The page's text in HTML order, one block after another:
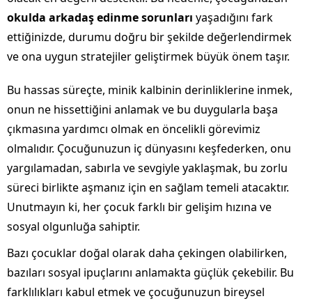
okulda arkadaş edinme sorunları yaşadığını fark
ettiğinizde, durumu doğru bir şekilde değerlendirmek
ve ona uygun stratejiler geliştirmek büyük önem taşır.
Bu hassas süreçte, minik kalbinin derinliklerine inmek,
onun ne hissettiğini anlamak ve bu duygularla başa
çıkmasına yardımcı olmak en öncelikli görevimiz
olmalıdır. Çocuğunuzun iç dünyasını keşfederken, onu
yargılamadan, sabırla ve sevgiyle yaklaşmak, bu zorlu
süreci birlikte aşmanız için en sağlam temeli atacaktır.
Unutmayın ki, her çocuk farklı bir gelişim hızına ve
sosyal olgunluğa sahiptir.
Bazı çocuklar doğal olarak daha çekingen olabilirken,
bazıları sosyal ipuçlarını anlamakta güçlük çekebilir. Bu
farklılıkları kabul etmek ve çocuğunuzun bireysel